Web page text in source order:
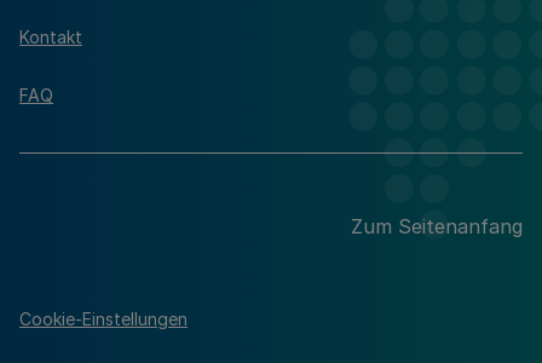
Kontakt
FAQ
Zum Seitenanfang
Cookie-Einstellungen